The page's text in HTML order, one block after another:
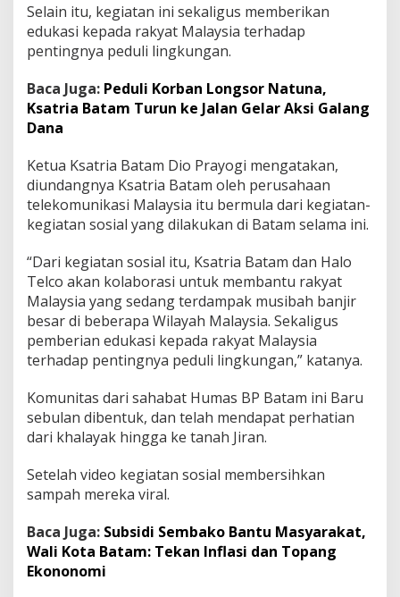
m
B
r
o
m
a
n
t
u
s
a
m
a
Selain itu, kegiatan ini sekaligus memberikan
edukasi kepada rakyat Malaysia terhadap
pentingnya peduli lingkungan.
Baca Juga: Peduli Korban Longsor Natuna,
Ksatria Batam Turun ke Jalan Gelar Aksi Galang
Dana
Ketua Ksatria Batam Dio Prayogi mengatakan,
diundangnya Ksatria Batam oleh perusahaan
telekomunikasi Malaysia itu bermula dari kegiatan-
kegiatan sosial yang dilakukan di Batam selama ini.
“Dari kegiatan sosial itu, Ksatria Batam dan Halo
Telco akan kolaborasi untuk membantu rakyat
Malaysia yang sedang terdampak musibah banjir
besar di beberapa Wilayah Malaysia. Sekaligus
pemberian edukasi kepada rakyat Malaysia
terhadap pentingnya peduli lingkungan,” katanya.
Komunitas dari sahabat Humas BP Batam ini Baru
sebulan dibentuk, dan telah mendapat perhatian
dari khalayak hingga ke tanah Jiran.
Setelah video kegiatan sosial membersihkan
sampah mereka viral.
Baca Juga: Subsidi Sembako Bantu Masyarakat,
Wali Kota Batam: Tekan Inflasi dan Topang
Ekononomi